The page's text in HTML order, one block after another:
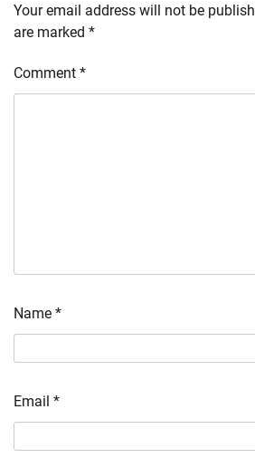
Your email address will not be
are marked *
Comment *
Name *
Email *